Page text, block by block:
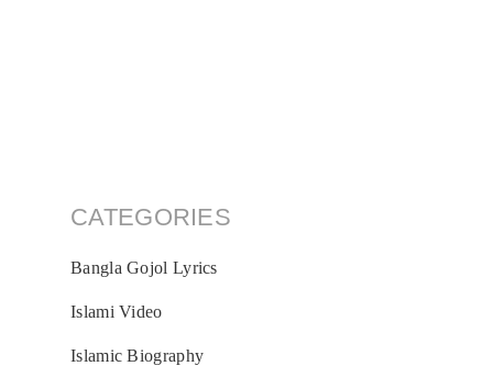
CATEGORIES
Bangla Gojol Lyrics
Islami Video
Islamic Biography